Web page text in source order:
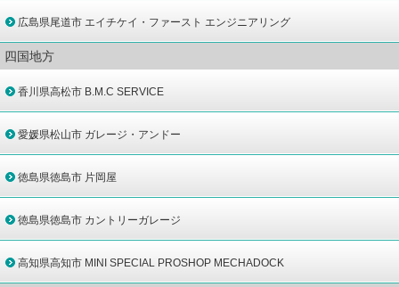
広島県尾道市 エイチケイ・ファースト エンジニアリング
四国地方
香川県高松市 B.M.C SERVICE
愛媛県松山市 ガレージ・アンドー
徳島県徳島市 片岡屋
徳島県徳島市 カントリーガレージ
高知県高知市 MINI SPECIAL PROSHOP MECHADOCK